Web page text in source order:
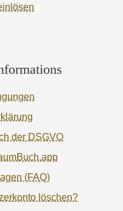
der DSGVO
(FAQ)
löschen?